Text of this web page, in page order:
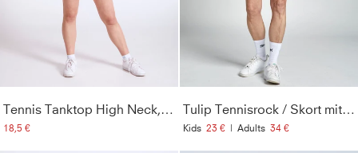
Tennis Tanktop High Neck, hibiscus pink
18,5 €
Tulip Tennisrock / Skort mit Taschen, hibiscus pink
Kids 23 € | Adults 34 €